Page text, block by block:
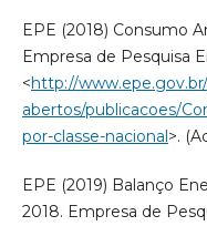
EPE (2018) Consumo
Empresa de Pesquisa
<http://
abertos/publicacoes/
por-classe-nacional>.
EPE (2019) Balanço
2018. Empresa de